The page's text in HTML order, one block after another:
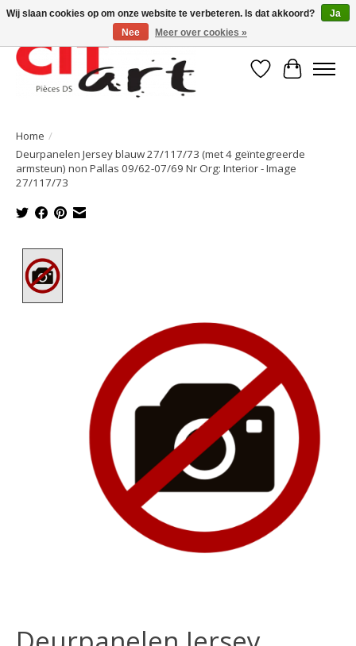
Verlanglijst
Home /
Deurpanelen Jersey blauw 27/117/73 (met 4 geïntegreerde
armsteun) non Pallas 09/62-07/69 Nr Org: Interior - Image
27/117/73
Wij slaan cookies op om onze website te verbeteren. Is dat akkoord?
Ja
Nee
Meer over cookies »